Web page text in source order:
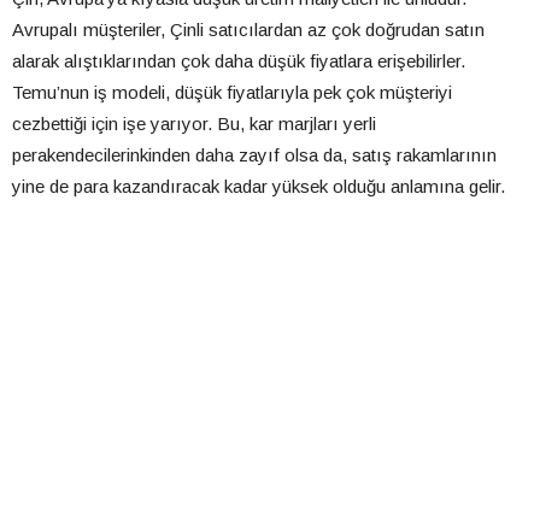
Avrupalı müşteriler, Çinli satıcılardan az çok doğrudan satın
alarak alıştıklarından çok daha düşük fiyatlara erişebilirler.
Temu’nun iş modeli, düşük fiyatlarıyla pek çok müşteriyi
cezbettiği için işe yarıyor. Bu, kar marjları yerli
perakendecilerinkinden daha zayıf olsa da, satış rakamlarının
yine de para kazandıracak kadar yüksek olduğu anlamına gelir.